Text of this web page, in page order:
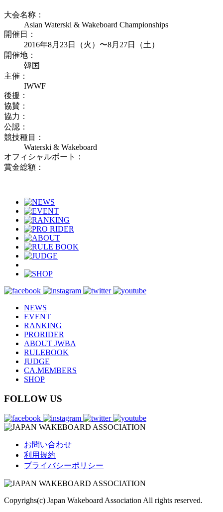
大会名称：
Asian Waterski & Wakeboard Championships
開催日：
2016年8月23日（火）〜8月27日（土）
開催地：
韓国
主催：
IWWF
後援：
協賛：
協力：
公認：
競技種目：
Waterski & Wakeboard
オフィシャルボート：
賞金総額：
NEWS
EVENT
RANKING
PRORIDER
ABOUT JWBA
RULEBOOK
JUDGE
CA.MEMBERS
SHOP
FOLLOW US
お問い合わせ
利用規約
プライバシーポリシー
Copyrighs(c) Japan Wakeboard Association All rights reserved.